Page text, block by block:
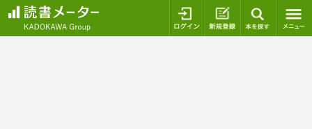
ログイン 新規登録